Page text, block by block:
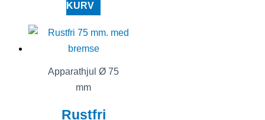
KURV
Apparathjul Ø 75
mm
Rustfri